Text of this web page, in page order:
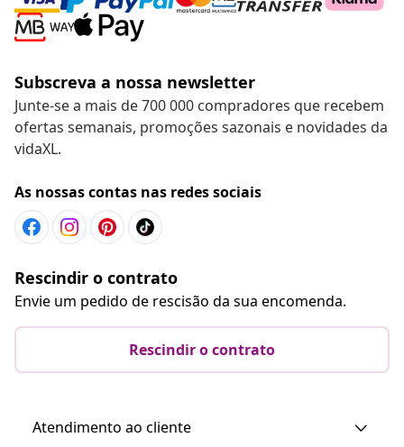
Subscreva a nossa newsletter
Junte-se a mais de 700 000 compradores que recebem
ofertas semanais, promoções sazonais e novidades da
vidaXL.
As nossas contas nas redes sociais
Rescindir o contrato
Envie um pedido de rescisão da sua encomenda.
Rescindir o contrato
Atendimento ao cliente